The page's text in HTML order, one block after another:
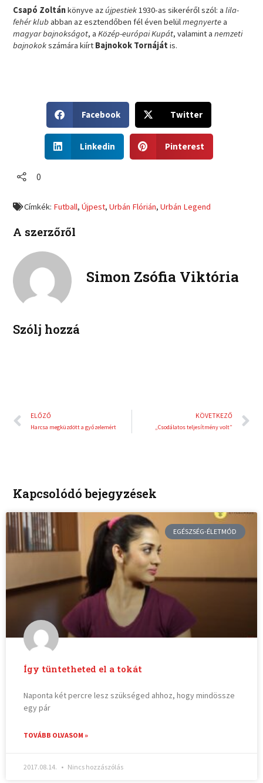
Csapó Zoltánkönyve azújpestiek1930-as sikeréről szól: a lila-
fehér klubabban az esztendőben fél éven belülmegnyertea
magyar bajnokságot, a Közép-európai Kupát, valamint anemzeti
bajnokokszámára kiírt Bajnokok Tornáját is.
h
a
r
b
o
Facebook
h
a
Twitter
h
a
n
i
k
n
Linkedin
h
a
n
r
Pinterest
0
Címkék: Futball,Újpest,Urbán Flórián,Urbán Legend
A szerzőről
Simon Zsófia Viktória
Szólj hozzá
Előző
ELŐZŐ
Harcsa megküzdött a győzelemért
KÖVETKEZŐ
„Csodálatos teljesítmény volt”
Kapcsolódó bejegyzések
EGÉSZSÉG-ÉLETMÓD
Így tüntetheted el a tokát
Naponta két percre lesz szükséged ahhoz, hogy mindössze
egy pár
TOVÁBB OLVASOM »
2017.08.14. Nincs hozzászólás